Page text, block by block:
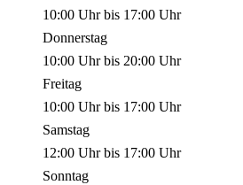
10:00 Uhrbis 17:00 Uhr
Donnerstag
10:00 Uhrbis 20:00 Uhr
Freitag
10:00 Uhrbis 17:00 Uhr
Samstag
12:00 Uhrbis 17:00 Uhr
Sonntag